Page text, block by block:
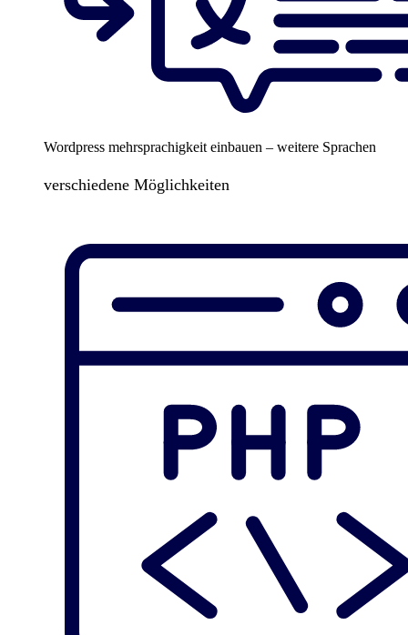
Wordpress mehrsprachigkeit einbauen – weitere Sprachen
verschiedene Möglichkeiten